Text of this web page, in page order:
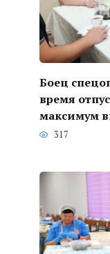
Боец
время
максимум
317